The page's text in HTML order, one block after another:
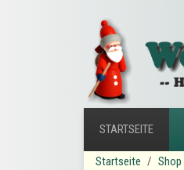
STARTSEITE
Startseite Shop